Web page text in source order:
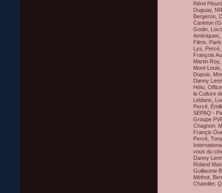
Rémi
Duguay,
Bergeron,
Carleton
Godin,
Amériques,
Films,
Lys,
François
Martin
Mont-
Dupuis,
Danny
Hétu,
la Culture
Leblanc,
Percé,
SEPAQ -
Groupe
Chagnon,
Françis
Percé,
vous du
Danny
Roland
Guillaume
Méthot,
Chandler,